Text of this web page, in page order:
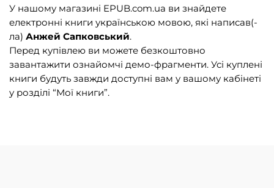
Навчальна література та посібники (527)
Енциклопедії, довідники, словники (55)
Подарункові сертифікати (1)
У нашому магазині EPUB.com.ua ви знайдете
електронні книги українською мовою, які написав(-
ла) Анжей Сапковський.
Перед купівлею ви можете безкоштовно
завантажити ознайомчі демо-фрагменти. Усі куплені
книги будуть завжди доступні вам у вашому кабінеті
у розділі “Мої книги”.